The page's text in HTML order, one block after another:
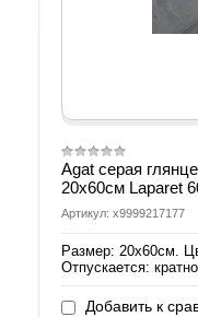
Agat серая
20х60см Laparet
Артикул: х9999217177
Размер: 20х60см.
Отпускается:
Добавить к